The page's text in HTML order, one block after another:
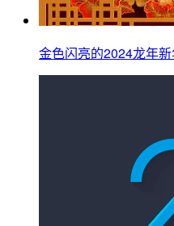
金色闪亮的2024龙年